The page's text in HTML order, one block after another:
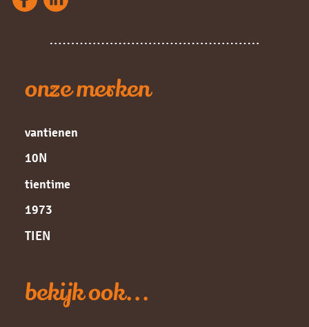
onze merken
vantienen
10N
tientime
1973
TIEN
bekijk ook...